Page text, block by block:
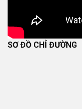
SƠ ĐỒ CHỈ ĐƯỜNG